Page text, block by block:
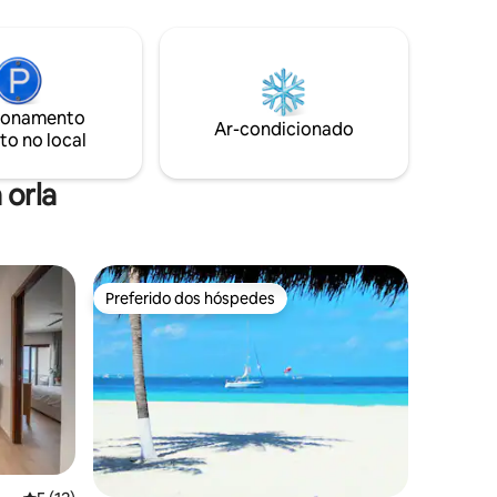
exótica
lugar
Rodeado por vegetação tropical, nascer
do sol no oceano, palmeiras, céu
estrelado, estrelas cadentes, pelicanos e
no local
Ar-condicionado
hóspedes Preferido dos hóspedes
Preferido dos hóspedes